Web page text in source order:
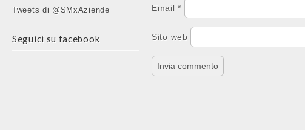
Tweets di @SMxAziende
Seguici su facebook
Email*
Sito web